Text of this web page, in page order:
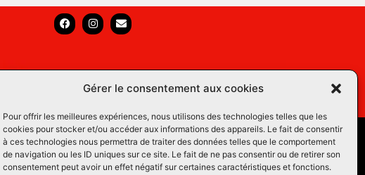
Gérer le consentement aux cookies
Pour offrir les meilleures expériences, nous utilisons des technologies telles que les
cookies pour stocker et/ou accéder aux informations des appareils. Le fait de consentir
à ces technologies nous permettra de traiter des données telles que le comportement
de navigation ou les ID uniques sur ce site. Le fait de ne pas consentir ou de retirer son
consentement peut avoir un effet négatif sur certaines caractéristiques et fonctions.
Équins LM
Les Pros du Web